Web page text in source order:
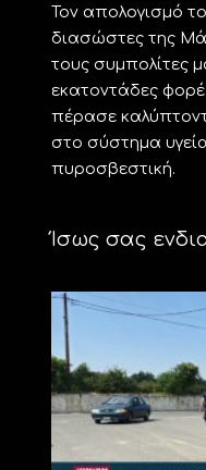
Τον απολογισμό
διασώστες της
τους συμπολίτες
εκατοντάδες
πέρασε
στο σύστημα
πυροσβεστική.
Ίσως σας